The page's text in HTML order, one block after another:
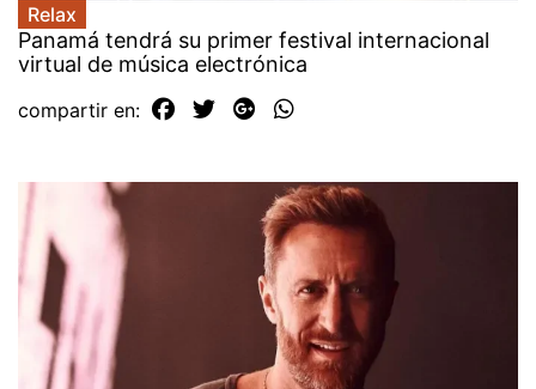
Relax
Panamá tendrá su primer festival internacional
virtual de música electrónica
compartir en: